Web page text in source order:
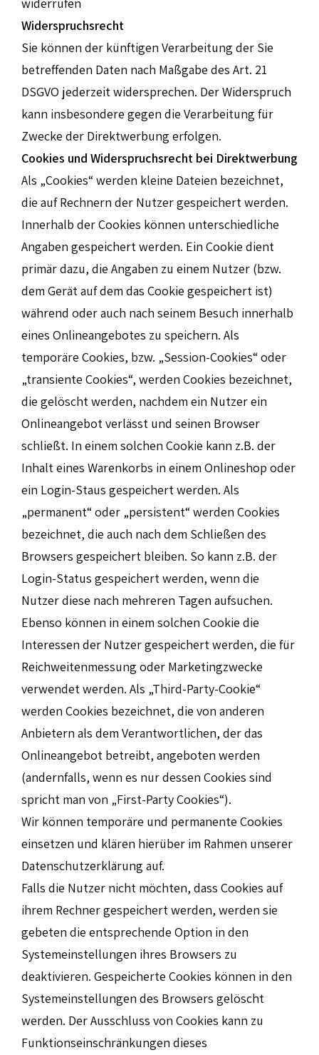
Widerspruchsrecht
Sie können der künftigen Verarbeitung der Sie
betreffenden Daten nach Maßgabe des Art. 21
DSGVO jederzeit widersprechen. Der Widerspruch
kann insbesondere gegen die Verarbeitung für
Zwecke der Direktwerbung erfolgen.
Cookies und Widerspruchsrecht bei Direktwerbung
Als „Cookies“ werden kleine Dateien bezeichnet,
die auf Rechnern der Nutzer gespeichert werden.
Innerhalb der Cookies können unterschiedliche
Angaben gespeichert werden. Ein Cookie dient
primär dazu, die Angaben zu einem Nutzer (bzw.
dem Gerät auf dem das Cookie gespeichert ist)
während oder auch nach seinem Besuch innerhalb
eines Onlineangebotes zu speichern. Als
temporäre Cookies, bzw. „Session-Cookies“ oder
„transiente Cookies“, werden Cookies bezeichnet,
die gelöscht werden, nachdem ein Nutzer ein
Onlineangebot verlässt und seinen Browser
schließt. In einem solchen Cookie kann z.B. der
Inhalt eines Warenkorbs in einem Onlineshop oder
ein Login-Staus gespeichert werden. Als
„permanent“ oder „persistent“ werden Cookies
bezeichnet, die auch nach dem Schließen des
Browsers gespeichert bleiben. So kann z.B. der
Login-Status gespeichert werden, wenn die
Nutzer diese nach mehreren Tagen aufsuchen.
Ebenso können in einem solchen Cookie die
Interessen der Nutzer gespeichert werden, die für
Reichweitenmessung oder Marketingzwecke
verwendet werden. Als „Third-Party-Cookie“
werden Cookies bezeichnet, die von anderen
Anbietern als dem Verantwortlichen, der das
Onlineangebot betreibt, angeboten werden
(andernfalls, wenn es nur dessen Cookies sind
spricht man von „First-Party Cookies“).
Wir können temporäre und permanente Cookies
einsetzen und klären hierüber im Rahmen unserer
Datenschutzerklärung auf.
Falls die Nutzer nicht möchten, dass Cookies auf
ihrem Rechner gespeichert werden, werden sie
gebeten die entsprechende Option in den
Systemeinstellungen ihres Browsers zu
deaktivieren. Gespeicherte Cookies können in den
Systemeinstellungen des Browsers gelöscht
werden. Der Ausschluss von Cookies kann zu
Funktionseinschränkungen dieses